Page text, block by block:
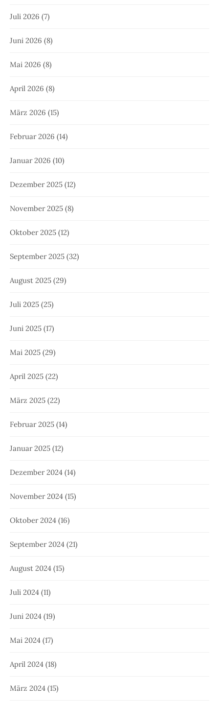
Juli 2026 (7)
Juni 2026 (8)
Mai 2026 (8)
April 2026 (8)
März 2026 (15)
Februar 2026 (14)
Januar 2026 (10)
Dezember 2025 (12)
November 2025 (8)
Oktober 2025 (12)
September 2025 (32)
August 2025 (29)
Juli 2025 (25)
Juni 2025 (17)
Mai 2025 (29)
April 2025 (22)
März 2025 (22)
Februar 2025 (14)
Januar 2025 (12)
Dezember 2024 (14)
November 2024 (15)
Oktober 2024 (16)
September 2024 (21)
August 2024 (15)
Juli 2024 (11)
Juni 2024 (19)
Mai 2024 (17)
April 2024 (18)
März 2024 (15)